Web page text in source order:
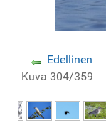
Edellinen
Kuva 304/359